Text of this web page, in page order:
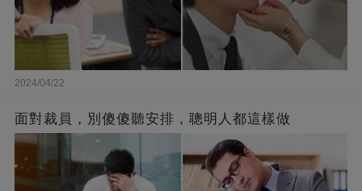
2024/04/22
面對裁員，別傻傻聽安排，聰明人都這樣做